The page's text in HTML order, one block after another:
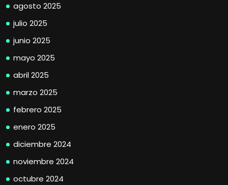
agosto 2025
julio 2025
junio 2025
mayo 2025
abril 2025
marzo 2025
febrero 2025
enero 2025
diciembre 2024
noviembre 2024
octubre 2024